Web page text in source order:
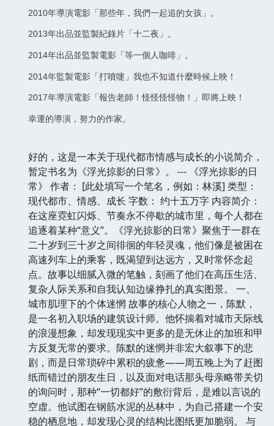
2010年導演電影「那些年，我們一起追的女孩」。
2013年出品並監製紀錄片「十二夜」。
2014年出品並監製電影「等一個人咖啡」。
2014年監製電影「打噴嚏」我也不知道什麼時候上映！
2017年導演電影「報告老師！怪怪怪怪物！」即將上映！
幸運的導演，努力的作家。
好的，这是一本关于现代都市情感与成长的小说简介，
暂定书名为《浮光掠影的日常》。 --- 《浮光掠影的日
常》 作者： [此处填写一个笔名，例如：林溪] 类型：
现代都市、情感、成长 字数： 约十五万字 内容简介：
在这座霓虹闪烁、节奏永不停歇的城市里，每个人都在
追逐着某种“意义”。《浮光掠影的日常》聚焦于一群在
二十岁到三十岁之间徘徊的年轻灵魂，他们像是被困在
高速列车上的乘客，既渴望到达远方，又时常怀念起
点。故事以细腻入微的笔触，刻画了他们在高压生活、
复杂人际关系和自我认知边缘挣扎的真实图景。 一、
城市肌理下的个体迷惘 故事的核心人物之一，陈默，
是一名初入职场的建筑设计师。他怀揣着对城市天际线
的浪漫想象，却发现现实中更多的是无休止的加班和甲
方反复无常的要求。陈默的迷惘并非宏大叙事下的悲
剧，而是日常琐碎中累积的疲惫——周五晚上为了赶图
纸而错过的朋友生日，以及面对电话那头母亲略带关切
的询问时，那种“一切都好”的敷衍背后，是难以言说的
空虚。他试图在钢筋水泥的丛林中，为自己搭建一个安
稳的栖息地，却发现心灵的结构比图纸更加脆弱。 与